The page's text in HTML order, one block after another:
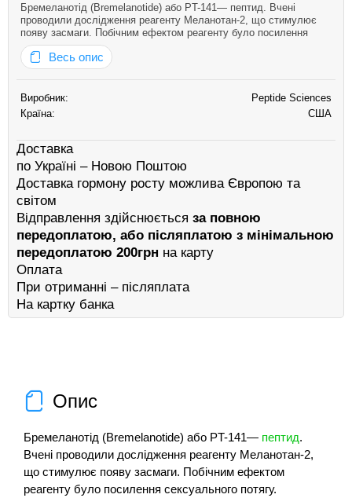
Бремеланотід (Bremelanotide) або PT-141— пептид. Вчені
проводили дослідження реагенту Меланотан-2, що стимулює
появу засмаги. Побічним ефектом реагенту було посилення
сексуального потягу. Дослідники зацікавилися цим ефектом, і
надалі було розроблено пептид РТ-141, що стимулює лібідо та
ерекцію…
Весь опис
Виробник:
Peptide Sciences
Країна:
США
Доставка
по Україні – Новою Поштою
Доставка гормону росту можлива Європою та
світом
Відправлення здійснюється за повною
передоплатою, або післяплатою з мінімальною
передоплатою 200грн на карту
Оплата
При отриманні – післяплата
На картку банка
Опис
Бремеланотід (Bremelanotide) або PT-141— пептид.
Вчені проводили дослідження реагенту Меланотан-2,
що стимулює появу засмаги. Побічним ефектом
реагенту було посилення сексуального потягу.